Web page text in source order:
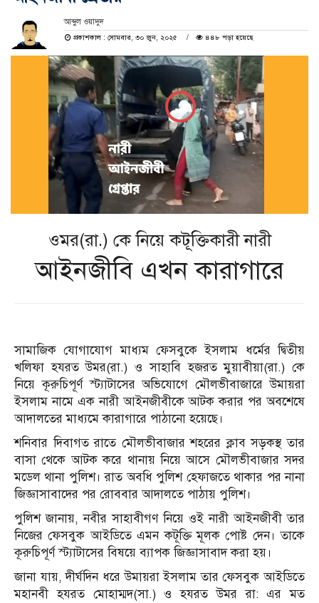
আব্দুল ওয়াদুদ
প্রকাশকাল : সোমবার, ৩০ জুন, ২০২৫
৪৪৮ পড়া হয়েছে
ওমর(রা.) কে নিয়ে কটূক্তিকারী নারী
আইনজীবি এখন কারাগারে
সামাজিক যোগাযোগ মাধ্যম ফেসবুকে ইসলাম ধর্মের দ্বিতীয়
খলিফা হযরত উমর(রা.) ও সাহাবি হজরত মুয়াবীয়া(রা.) কে
নিয়ে কূরুচিপূর্ণ স্ট্যাটাসের অভিযোগে মৌলভীবাজারে উমায়রা
ইসলাম নামে এক নারী আইনজীবীকে আটক করার পর অবশেষে
আদালতের মাধ্যমে কারাগারে পাঠানো হয়েছে।
শনিবার দিবাগত রাতে মৌলভীবাজার শহরের ক্লাব সড়কস্থ তার
বাসা থেকে আটক করে থানায় নিয়ে আসে মৌলভীবাজার সদর
মডেল থানা পুলিশ। রাত অবধি পুলিশ হেফাজতে থাকার পর নানা
জিজ্ঞাসাবাদের পর রোববার আদালতে পাঠায় পুলিশ।
পুলিশ জানায়, নবীর সাহাবীগণ নিয়ে ওই নারী আইনজীবী তার
নিজের ফেসবুক আইডিতে এমন কটূক্তি মূলক পোষ্ট দেন। তাকে
কূরুচিপূর্ণ স্ট্যাটাসের বিষয়ে ব্যাপক জিজ্ঞাসাবাদ করা হয়।
জানা যায়, দীর্ঘদিন ধরে উমায়রা ইসলাম তার ফেসবুক আইডিতে
মহানবী হযরত মোহাম্মদ(সা.) ও হযরত উমর রা: এর মত